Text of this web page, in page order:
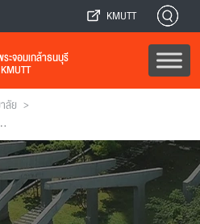
KMUTT
ะจอมเกล้าธนบุรี
ลัย >
ครั้งที่ 7(4/2542)